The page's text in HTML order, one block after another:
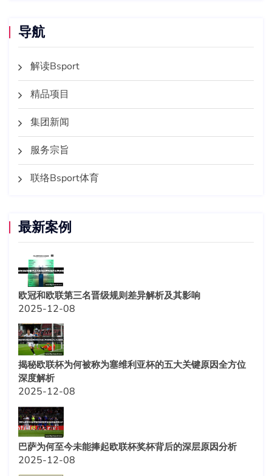
导航
解读Bsport
精品项目
集团新闻
服务宗旨
联络Bsport体育
最新案例
欧冠和欧联第三名晋级规则差异解析及其影响
2025-12-08
揭秘欧联杯为何被称为塞维利亚杯的五大关键原因全方位
深度解析
2025-12-08
巴萨为何至今未能捧起欧联杯奖杯背后的深层原因分析
2025-12-08